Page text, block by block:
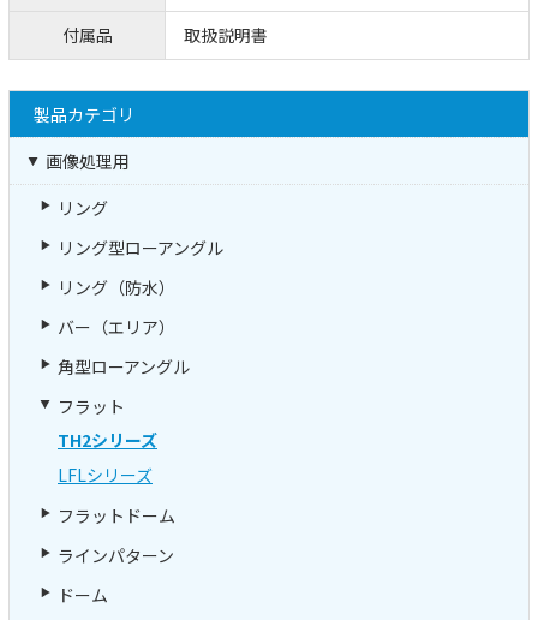
付属品
取扱説明書
製品カテゴリ
画像処理用
リング
リング型ローアングル
リング（防水）
バー（エリア）
角型ローアングル
フラット
TH2シリーズ
LFLシリーズ
フラットドーム
ラインパターン
ドーム